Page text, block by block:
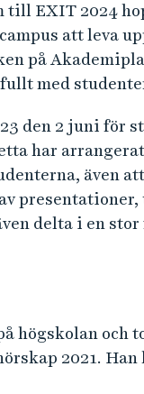
till EXIT 2024
att leva
på
med
den 2 juni för
har
även
delta i en
högskolan och
2021.